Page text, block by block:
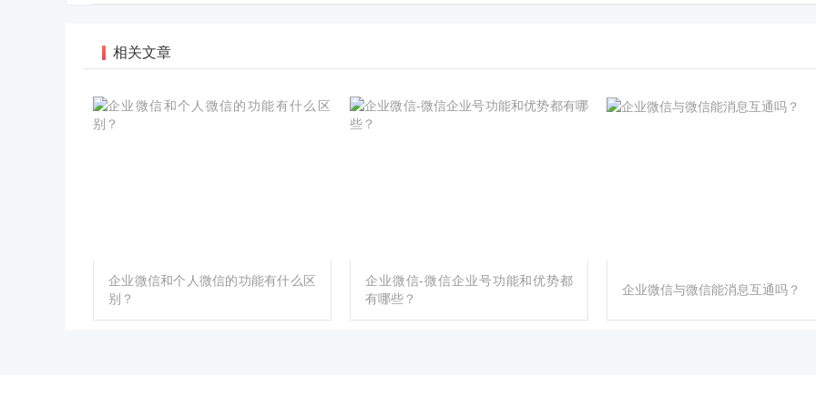
相关文章
企业微信和个人微信的功能有什么区
别？
企业微信-微信企业号功能和优势都
有哪些？
企业微信与微信能消息互通吗？